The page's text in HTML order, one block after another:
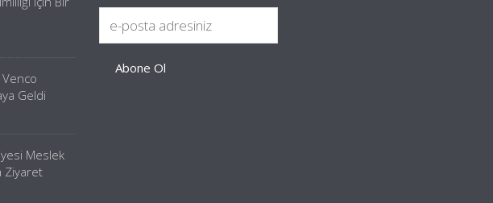
Geldi
Meslek
Ziyaret